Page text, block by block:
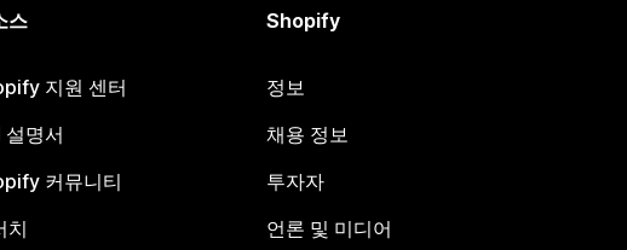
스
지원 센터
설명서
커뮤니티
치
Shopify
정보
채용 정보
투자자
언론 및 미디어